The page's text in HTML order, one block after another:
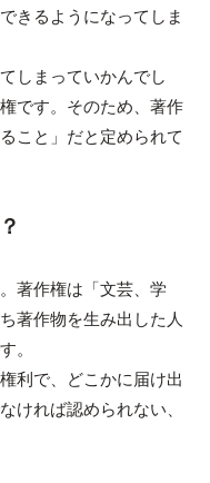
きるようになってしま
しまっていかんでし
です。そのため、著作
こと」だと定められて
著作権は「文芸、学
著作物を生み出した人
。
権利で、どこかに届け出
ければ認められない、